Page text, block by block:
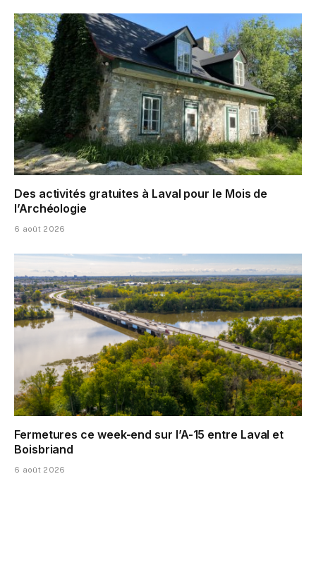
Des activités gratuites à Laval pour le Mois de
l’Archéologie
6 août 2026
Fermetures ce week-end sur l’A-15 entre Laval et
Boisbriand
6 août 2026